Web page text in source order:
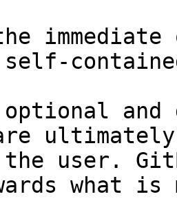
and
user.
what